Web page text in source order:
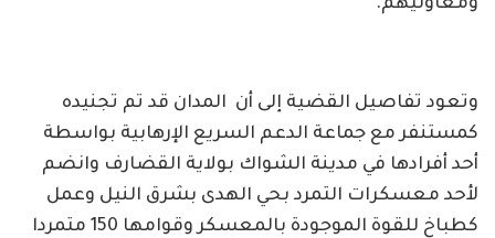
ومعاونيهم.
وتعود تفاصيل القضية إلى أن المدان قد تم تجنيده
كمستنفر مع جماعة الدعم السريع الإرهابية بواسطة
أحد أفرادها في مدينة الشواك بولاية القضارف وانضم
لأحد معسكرات التمرد بحي الهدى بشرق النيل وعمل
كطباخ للقوة الموجودة بالمعسكر وقوامها 150 متمردا